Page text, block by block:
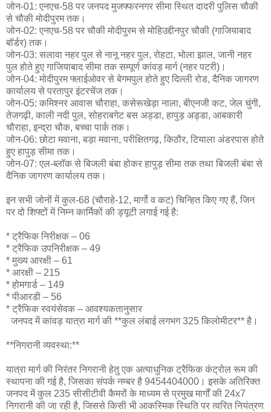
जोन-01: एनएच-58 पर जनपद मुजफ्फरनगर सीमा स्थित दादरी पुलिस चौकी
से चौकी मोदीपुरम तक।
जोन-02: एनएच-58 पर चौकी मोदीपुरम से मोहिउद्दीनपुर चौकी (गाजियाबाद
बॉर्डर) तक।
जोन-03: सलावा नहर पुल से नानू नहर पुल, रोहटा, भोला झाल, जानी नहर
पुल होते हुए गाजियाबाद सीमा तक सम्पूर्ण कांवड़ मार्ग (नहर पटरी)।
जोन-04: मोदीपुरम फ्लाईओवर से बेगमपुल होते हुए दिल्ली रोड, दैनिक जागरण
कार्यालय से परतापुर इंटरचेंज तक।
जोन-05: कमिश्नर आवास चौराहा, कसेरूखेड़ा नाला, बीएनजी कट, जेल चुंगी,
तेजगढ़ी, काली नदी पुल, सोहराबगेट बस अड्डा, हापुड़ अड्डा, आबकारी
चौराहा, इन्द्रा चौक, बच्चा पार्क तक।
जोन-06: छोटा मवाना, बड़ा मवाना, परीक्षितगढ़, किठौर, टियाला अंडरपास होते
हुए हापुड़ सीमा तक।
जोन-07: एल-ब्लॉक से बिजली बंबा होकर हापुड़ सीमा तक तथा बिजली बंबा से
दैनिक जागरण कार्यालय तक।
इन सभी जोनों में कुल-68 (चौराहे-12, मार्गो व कट) चिन्हित किए गए हैं, जिन
पर दो शिफ्टों में निम्न कार्मिकों की ड्यूटी लगाई गई है:
* ट्रैफिक निरीक्षक – 06
* ट्रैफिक उपनिरीक्षक – 49
* मुख्य आरक्षी – 61
* आरक्षी – 215
* होमगार्ड – 149
* पीआरडी – 56
* ट्रैफिक स्वयंसेवक – आवश्यकतानुसार
जनपद में कांवड़ यात्रा मार्ग की **कुल लंबाई लगभग 325 किलोमीटर** है।
**निगरानी व्यवस्था:**
यात्रा मार्ग की निरंतर निगरानी हेतु एक अत्याधुनिक ट्रैफिक कंट्रोल रूम की
स्थापना की गई है, जिसका संपर्क नम्बर है 9454404000। इसके अतिरिक्त
जनपद में कुल 235 सीसीटीवी कैमरों के माध्यम से प्रमुख मार्गों की 24x7
निगरानी की जा रही है, जिससे किसी भी आकस्मिक स्थिति पर त्वरित नियंत्रण